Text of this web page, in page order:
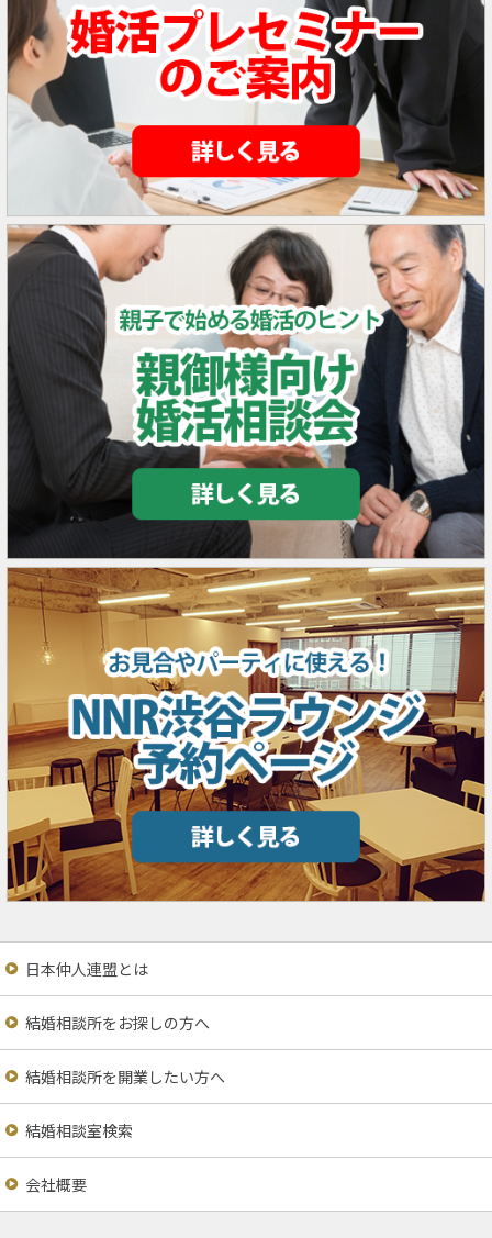
日本仲人連盟とは
結婚相談所をお探しの方へ
結婚相談所を開業したい方へ
結婚相談室検索
会社概要